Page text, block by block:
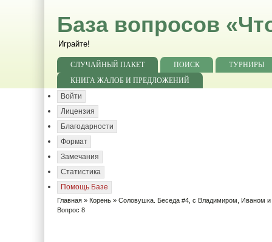
База вопросов
Играйте!
СЛУЧАЙНЫЙ ПАКЕТ ПОИСК
ТУРНИРЫ
КНИГА ЖАЛОБ И ПРЕДЛОЖЕНИЙ
Войти
Лицензия
Благодарности
Формат
Замечания
Статистика
Помощь Базе
Главная » Корень » Соловушка. Беседа #4, с Владимиром, Иваном
Вопрос 8